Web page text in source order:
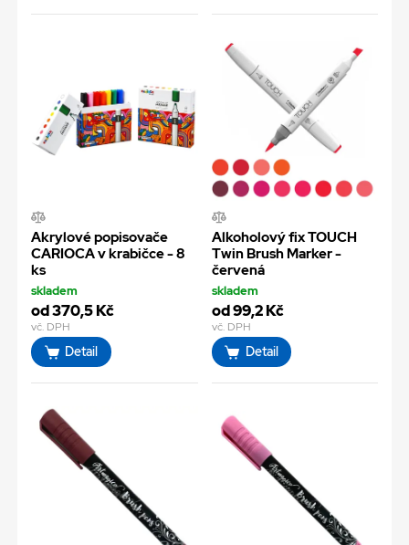
Akrylové popisovače
CARIOCA v krabičce - 8
ks
skladem
od 370,5 Kč
vč. DPH
Detail
Alkoholový fix TOUCH
Twin Brush Marker -
červená
skladem
od 99,2 Kč
vč. DPH
Detail